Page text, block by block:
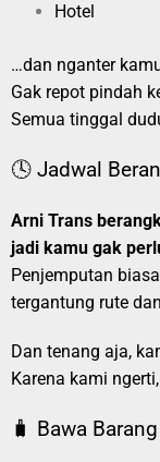
Hotel
…dan nganter
Gak repot pindah
Semua tinggal
🕓 Jadwal
Arni Trans
jadi kamu gak
Penjemputan
tergantung rute
Dan tenang aja,
Karena kami ngerti,
🧳 Bawa